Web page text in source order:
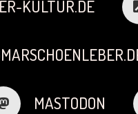
KULTUR.DE
MASTODON